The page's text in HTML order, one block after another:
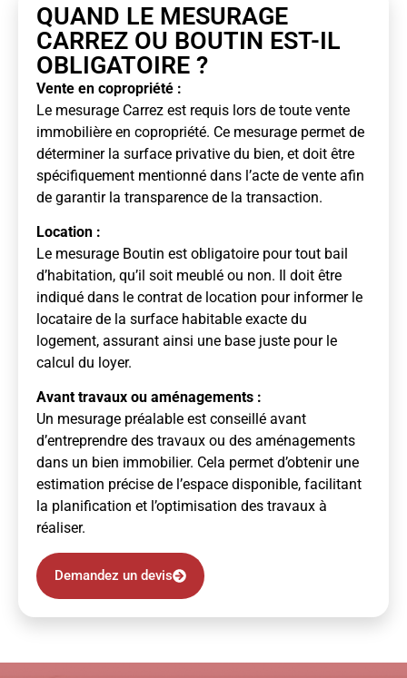
QUAND LE MESURAGE
CARREZ OU BOUTIN EST-IL
OBLIGATOIRE ?
Vente en copropriété :
Le mesurage Carrez est requis lors de toute vente
immobilière en copropriété. Ce mesurage permet de
déterminer la surface privative du bien, et doit être
spécifiquement mentionné dans l’acte de vente afin
de garantir la transparence de la transaction.
Location :
Le mesurage Boutin est obligatoire pour tout bail
d’habitation, qu’il soit meublé ou non. Il doit être
indiqué dans le contrat de location pour informer le
locataire de la surface habitable exacte du
logement, assurant ainsi une base juste pour le
calcul du loyer.
Avant travaux ou aménagements :
Un mesurage préalable est conseillé avant
d’entreprendre des travaux ou des aménagements
dans un bien immobilier. Cela permet d’obtenir une
estimation précise de l’espace disponible, facilitant
la planification et l’optimisation des travaux à
réaliser.
Demandez un devis